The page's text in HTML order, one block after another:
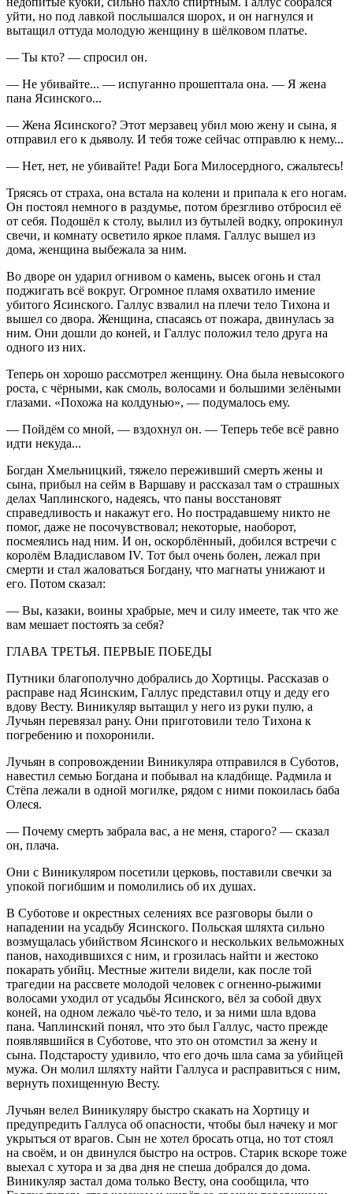
уйти, но под лавкой послышался шорох, и он нагнулся и
вытащил оттуда молодую женщину в шёлковом платье.
— Ты кто? — спросил он.
— Не убивайте... — испуганно прошептала она. — Я жена
пана Ясинского...
— Жена Ясинского? Этот мерзавец убил мою жену и сына, я
отправил его к дьяволу. И тебя тоже сейчас отправлю к нему...
— Нет, нет, не убивайте! Ради Бога Милосердного, сжальтесь!
Трясясь от страха, она встала на колени и припала к его ногам.
Он постоял немного в раздумье, потом брезгливо отбросил её
от себя. Подошёл к столу, вылил из бутылей водку, опрокинул
свечи, и комнату осветило яркое пламя. Галлус вышел из
дома, женщина выбежала за ним.
Во дворе он ударил огнивом о камень, высек огонь и стал
поджигать всё вокруг. Огромное пламя охватило имение
убитого Ясинского. Галлус взвалил на плечи тело Тихона и
вышел со двора. Женщина, спасаясь от пожара, двинулась за
ним. Они дошли до коней, и Галлус положил тело друга на
одного из них.
Теперь он хорошо рассмотрел женщину. Она была невысокого
роста, с чёрными, как смоль, волосами и большими зелёными
глазами. «Похожа на колдунью», — подумалось ему.
— Пойдём со мной, — вздохнул он. — Теперь тебе всё равно
идти некуда...
Богдан Хмельницкий, тяжело переживший смерть жены и
сына, прибыл на сейм в Варшаву и рассказал там о страшных
делах Чаплинского, надеясь, что паны восстановят
справедливость и накажут его. Но пострадавшему никто не
помог, даже не посочувствовал; некоторые, наоборот,
посмеялись над ним. И он, оскорблённый, добился встречи с
королём Владиславом IV. Тот был очень болен, лежал при
смерти и стал жаловаться Богдану, что магнаты унижают и
его. Потом сказал:
— Вы, казаки, воины храбрые, меч и силу имеете, так что же
вам мешает постоять за себя?
ГЛАВА ТРЕТЬЯ. ПЕРВЫЕ ПОБЕДЫ
Путники благополучно добрались до Хортицы. Рассказав о
расправе над Ясинским, Галлус представил отцу и деду его
вдову Весту. Виникуляр вытащил у него из руки пулю, а
Лучьян перевязал рану. Они приготовили тело Тихона к
погребению и похоронили.
Лучьян в сопровождении Виникуляра отправился в Суботов,
навестил семью Богдана и побывал на кладбище. Радмила и
Стёпа лежали в одной могилке, рядом с ними покоилась баба
Олеся.
— Почему смерть забрала вас, а не меня, старого? — сказал
он, плача.
Они с Виникуляром посетили церковь, поставили свечки за
упокой погибшим и помолились об их душах.
В Суботове и окрестных селениях все разговоры были о
нападении на усадьбу Ясинского. Польская шляхта сильно
возмущалась убийством Ясинского и нескольких вельможных
панов, находившихся с ним, и грозилась найти и жестоко
покарать убийц. Местные жители видели, как после той
трагедии на рассвете молодой человек с огненно-рыжими
волосами уходил от усадьбы Ясинского, вёл за собой двух
коней, на одном лежало чьё-то тело, и за ними шла вдова
пана. Чаплинский понял, что это был Галлус, часто прежде
появлявшийся в Суботове, что это он отомстил за жену и
сына. Подстаросту удивило, что его дочь шла сама за убийцей
мужа. Он молил шляхту найти Галлуса и расправиться с ним,
вернуть похищенную Весту.
Лучьян велел Виникуляру быстро скакать на Хортицу и
предупредить Галлуса об опасности, чтобы был начеку и мог
укрыться от врагов. Сын не хотел бросать отца, но тот стоял
на своём, и он двинулся быстро на остров. Старик вскоре тоже
выехал с хутора и за два дня не спеша добрался до дома.
Виникуляр застал дома только Весту, она сообщила, что